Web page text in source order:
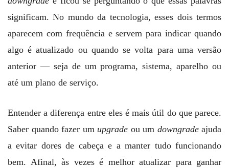
significam. No mundo da tecnologia, esses dois termos
aparecem com frequência e servem para indicar quando
algo é atualizado ou quando se volta para uma versão
anterior — seja de um programa, sistema, aparelho ou
até um plano de serviço.
Entender a diferença entre eles é mais útil do que parece.
Saber quando fazer um upgrade ou um downgradeajuda
a evitar dores de cabeça e a manter tudo funcionando
bem. Afinal, às vezes é melhor atualizar para ganhar